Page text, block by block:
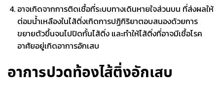
อาจเกิดจากการติดเชื้อที่ระบบทางเดินหายใจส่วนบน ที่ส่งผลให้
ต่อมน้ำเหลืองในไส้ติ่งเกิดการปฏิกิริยาตอบสนองด้วยการ
ขยายตัวขึ้นจนไปปิดกั้นไส้ติ่ง และทำให้ไส้ติ่งที่อาจมีเชื้อโรค
อาศัยอยู่เกิดอาการอักเสบ
อาการปวดท้องไส้ติ่งอักเสบ